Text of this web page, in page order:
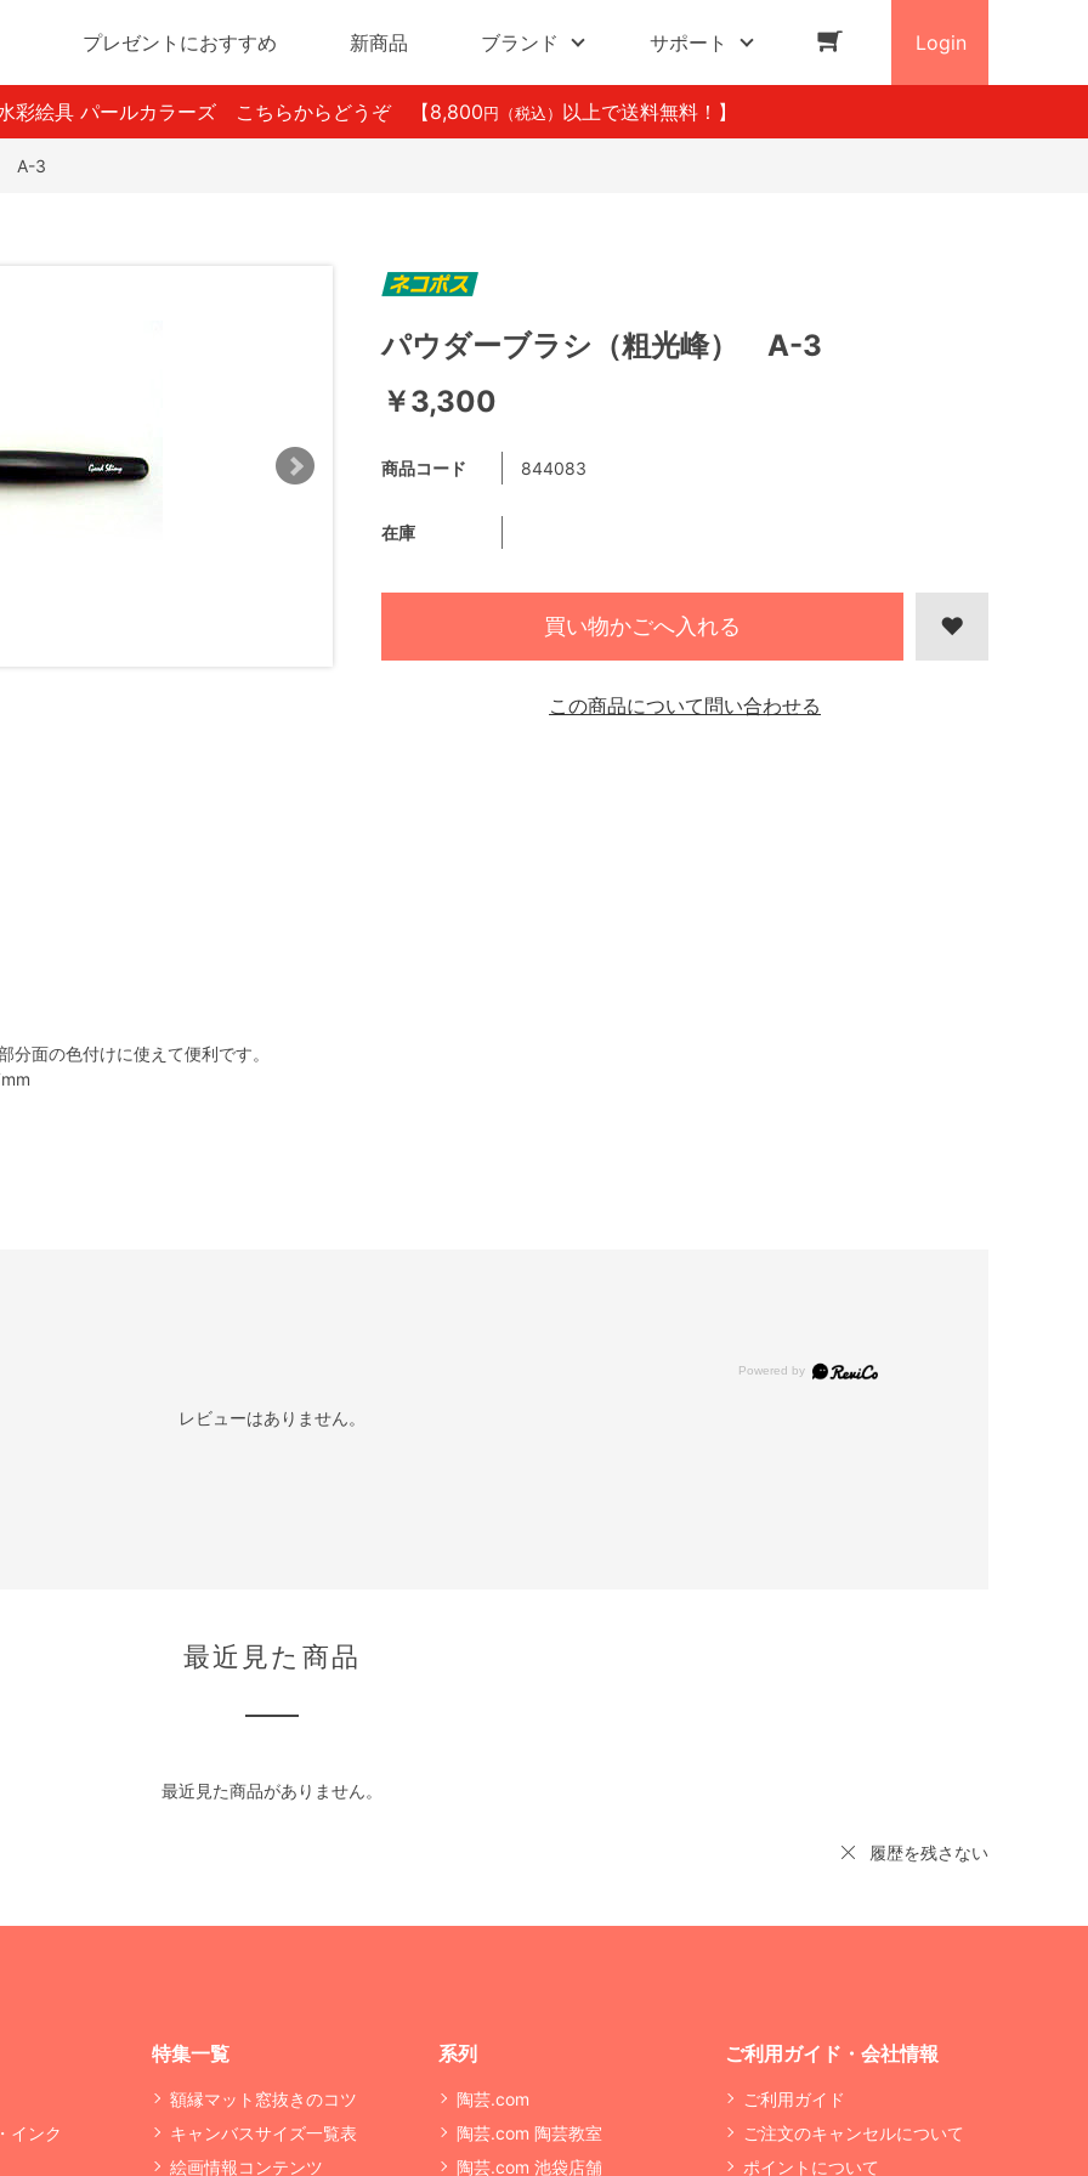
プレゼントにおすすめ 新商品 ブランド サポート Login
彩絵具 パールカラーズ こちらからどうぞ 【8,800 円（税込） 以上で送料無料！】
A-3
面の色付けに使えて便利です。
パウダーブラシ（粗光峰） A-3
￥3,300
商品コード 844083
在庫
買い物かごへ入れる
この商品について問い合わせる
レビューはありません。
最近見た商品
最近見た商品がありません。
履歴を残さない
インク
特集一覧
額縁マット窓抜きのコツ
キャンバスサイズ一覧表
絵画情報コンテンツ
系列
陶芸.com
陶芸.com 陶芸教室
陶芸.com 池袋店舗
ご利用ガイド・会社情報
ご利用ガイド
ご注文のキャンセルについて
ポイントについて